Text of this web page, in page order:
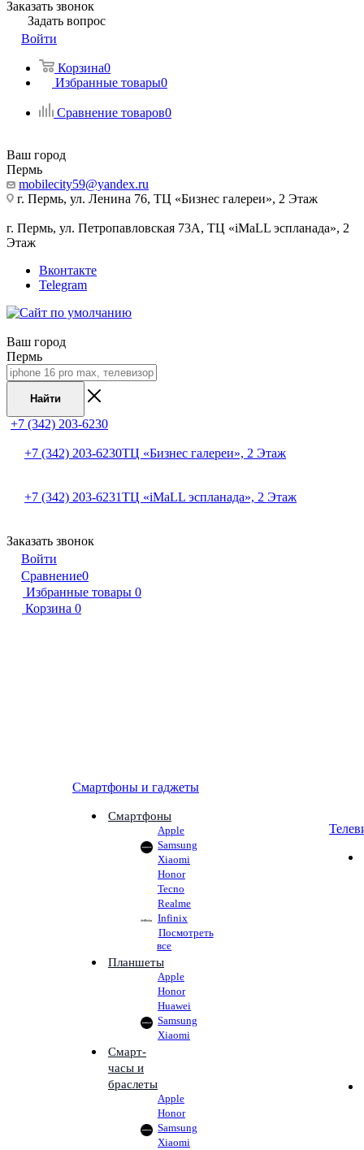
Заказать звонок
Задать вопрос
Войти
Корзина0
Избранные товары0
Сравнение товаров0
Ваш город
Пермь
mobilecity59@yandex.ru
г. Пермь, ул. Ленина 76, ТЦ «Бизнес галереи», 2 Этаж
г. Пермь, ул. Петропавловская 73А, ТЦ «iMaLL эспланада», 2
Этаж
Вконтакте
Telegram
Ваш город
Пермь
Найти
+7 (342) 203-6230
+7 (342) 203-6230ТЦ «Бизнес галереи», 2 Этаж
+7 (342) 203-6231ТЦ «iMaLL эспланада», 2 Этаж
Заказать звонок
Войти
Сравнение0
Избранные товары 0
Корзина 0
Смартфоны и гаджеты
Смартфоны
Apple
Samsung
Xiaomi
Honor
Tecno
Realme
Infinix
Посмотреть
все
Планшеты
Apple
Honor
Huawei
Samsung
Xiaomi
Смарт-
часы и
браслеты
Apple
Honor
Samsung
Xiaomi